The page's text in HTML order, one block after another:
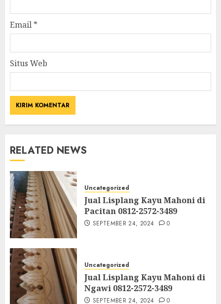
Email *
Situs Web
RELATED NEWS
Uncategorized
Jual Lisplang Kayu Mahoni di
Pacitan 0812-2572-3489
SEPTEMBER 24, 2024 0
Uncategorized
Jual Lisplang Kayu Mahoni di
Ngawi 0812-2572-3489
SEPTEMBER 24, 2024 0